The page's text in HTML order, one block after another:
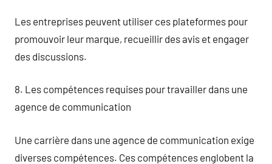
Les entreprises peuvent utiliser ces plateformes pour
promouvoir leur marque, recueillir des avis et engager
des discussions.
8. Les compétences requises pour travailler dans une
agence de communication
Une carrière dans une agence de communication exige
diverses compétences. Ces compétences englobent la